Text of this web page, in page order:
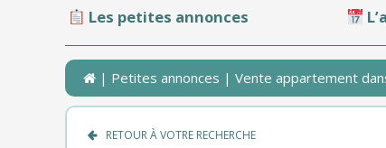
Les petites annonces
| Petites annonces | Vente appartement
RETOUR À VOTRE RECHERCHE